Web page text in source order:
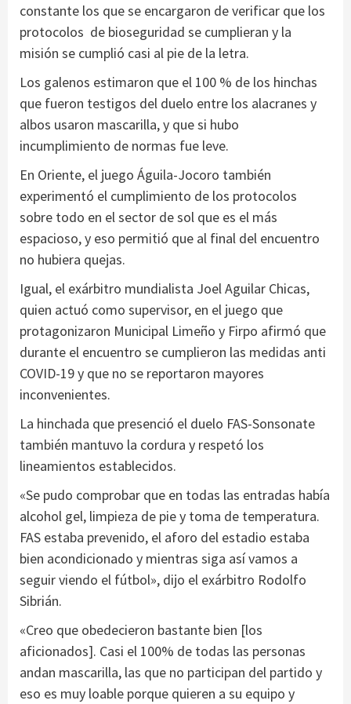
constante los que se encargaron de verificar que los
protocolos de bioseguridad se cumplieran y la
misión se cumplió casi al pie de la letra.
Los galenos estimaron que el 100 % de los hinchas
que fueron testigos del duelo entre los alacranes y
albos usaron mascarilla, y que si hubo
incumplimiento de normas fue leve.
En Oriente, el juego Águila-Jocoro también
experimentó el cumplimiento de los protocolos
sobre todo en el sector de sol que es el más
espacioso, y eso permitió que al final del encuentro
no hubiera quejas.
Igual, el exárbitro mundialista Joel Aguilar Chicas,
quien actuó como supervisor, en el juego que
protagonizaron Municipal Limeño y Firpo afirmó que
durante el encuentro se cumplieron las medidas anti
COVID-19 y que no se reportaron mayores
inconvenientes.
La hinchada que presenció el duelo FAS-Sonsonate
también mantuvo la cordura y respetó los
lineamientos establecidos.
«Se pudo comprobar que en todas las entradas había
alcohol gel, limpieza de pie y toma de temperatura.
FAS estaba prevenido, el aforo del estadio estaba
bien acondicionado y mientras siga así vamos a
seguir viendo el fútbol», dijo el exárbitro Rodolfo
Sibrián.
«Creo que obedecieron bastante bien [los
aficionados]. Casi el 100% de todas las personas
andan mascarilla, las que no participan del partido y
eso es muy loable porque quieren a su equipo y